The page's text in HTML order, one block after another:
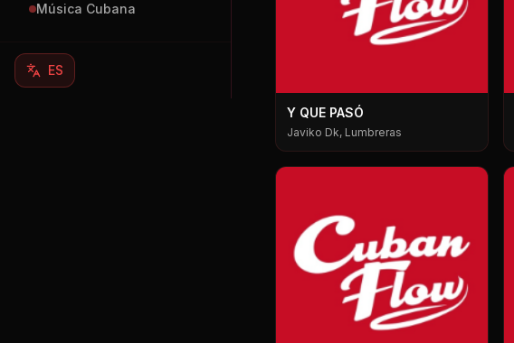
Música Cubana
ES
Y QUE PASÓ
Javiko Dk, Lumbreras